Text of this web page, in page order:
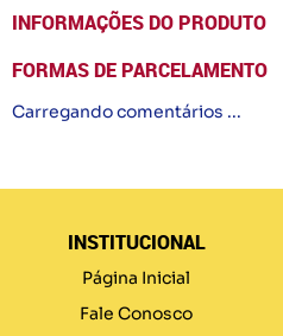
INFORMAÇÕES DO PRODUTO
FORMAS DE PARCELAMENTO
Carregando comentários ...
INSTITUCIONAL
Página Inicial
Fale Conosco